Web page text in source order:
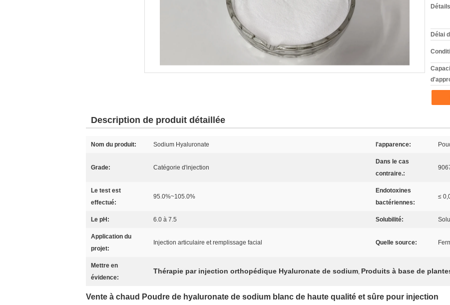
Délai
Description de produit détaillée
Nom du produit: Sodium Hyaluronate l'apparence:
Grade: Catégorie d'injection
Dans le cas
contraire.:
Le test est
effectué:
95.0%~105.0%
Endotoxines
bactériennes:
≤
Le pH: 6.0 à 7.5 Solubilité:
Application du
projet:
Injection articulaire et remplissage facial Quelle source:
Mettre en
évidence:
Thérapie par injection orthopédique Hyaluronate de sodium, Produits à base de
Vente à chaud Poudre de hyaluronate de sodium blanc de haute qualité et sûre pour injection